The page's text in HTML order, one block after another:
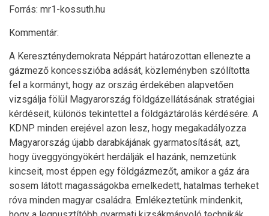
Forrás: mr1-kossuth.hu
Kommentár:
A Kereszténydemokrata Néppárt határozottan ellenezte a
gázmező koncesszióba adását, közleményben szólította
fel a kormányt, hogy az ország érdekében alapvetően
vizsgálja fölül Magyarország földgázellátásának stratégiai
kérdéseit, különös tekintettel a földgáztárolás kérdésére. A
KDNP minden erejével azon lesz, hogy megakadályozza
Magyarország újabb darabkájának gyarmatosítását, azt,
hogy üveggyöngyökért herdálják el hazánk, nemzetünk
kincseit, most éppen egy földgázmezőt, amikor a gáz ára
sosem látott magasságokba emelkedett, hatalmas terheket
róva minden magyar családra. Emlékeztetünk mindenkit,